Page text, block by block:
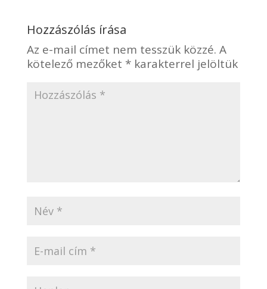
Hozzászólás írása
Az e-mail címet nem tesszük közzé. A
kötelező mezőket *karakterrel jelöltük